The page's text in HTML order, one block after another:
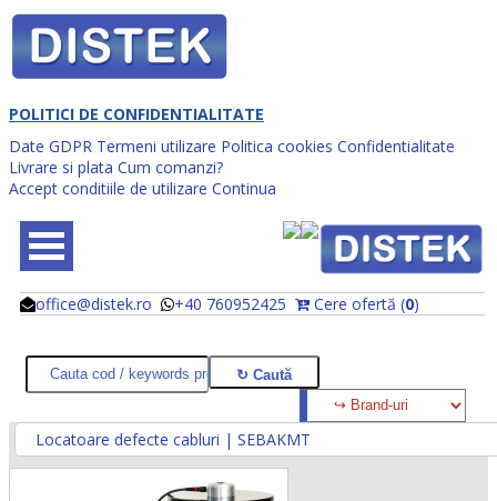
POLITICI DE CONFIDENTIALITATE
Date GDPR Termeni utilizare Politica cookies Confidentialitate
Livrare si plata Cum comanzi?
Accept conditiile de utilizare Continua
office@distek.ro +40 760952425 Cere ofertă (0)
@
@
Locatoare defecte cabluri | SEBAKMT